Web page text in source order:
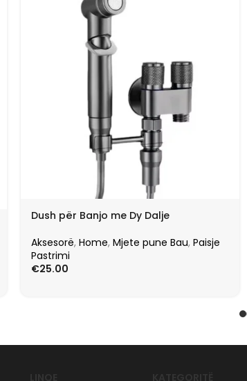
Dush për Banjo me Dy Dalje
Aksesorë, Home, Mjete pune Bau, Paisje
Pastrimi
€25.00